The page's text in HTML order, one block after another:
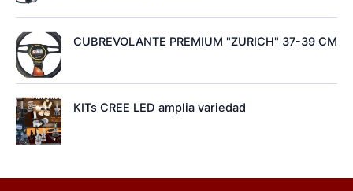
CUBREVOLANTE PREMIUM "ZURICH" 37-39 CM
KITs CREE LED amplia variedad